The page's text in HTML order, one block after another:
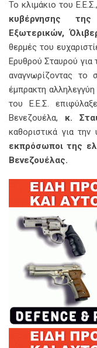
Το κλιμάκιο του
κυβέρνησης
Εξωτερικών,
θερμές του
Ερυθρού Σταυρού για
αναγνωρίζοντας το
έμπρακτη
του Ε.Ε.Σ.
Βενεζουέλα, κ.
καθοριστικά για
εκπρόσωποι της
Βενεζουέλας.